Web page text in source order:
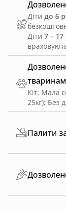
Кіт, Мала
25кг); Без
Діти до 6
Діти 7 –
Палити